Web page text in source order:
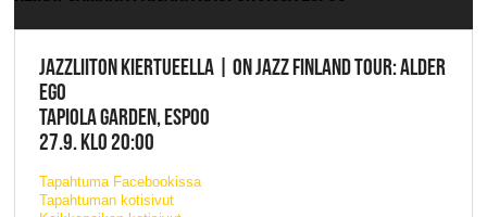
JAZZLIITON KIERTUEELLA | ON JAZZ FINLAND TOUR: ALDER
EGO
TAPIOLA GARDEN, ESPOO
27.9. KLO 20:00
Tapahtuma Facebookissa
Tapahtuman kotisivut